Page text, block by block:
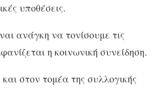
υποθέσεις.
ανάγκη να τονίσουμε τις
η κοινωνική συνείδηση.
στον τομέα της συλλογικής